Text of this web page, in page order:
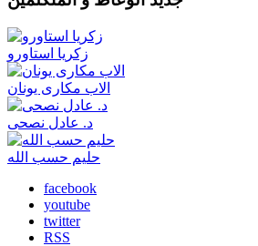
زكريا استاورو
الاب مكارى يونان
د. عادل نصحى
حليم حسب الله
facebook
youtube
twitter
RSS